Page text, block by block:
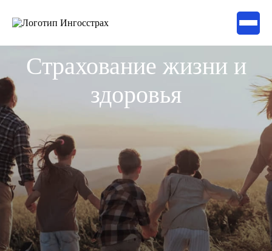
Страхование жизни и
здоровья